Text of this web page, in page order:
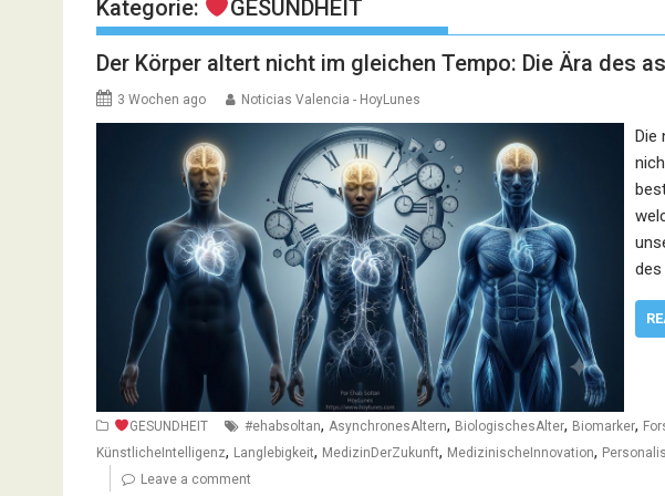
Kategorie: GESUNDHEIT
Der Körper altert nicht im gleichen Tempo: Die Ära des
3 Wochen ago Noticias Valencia - HoyLunes
Die
GESUNDHEIT #ehabsoltan, AsynchronesAltern, BiologischesAlter, Biomarker,
KünstlicheIntelligenz, Langlebigkeit, MedizinDerZukunft, MedizinischeInnovation,
Leave a comment